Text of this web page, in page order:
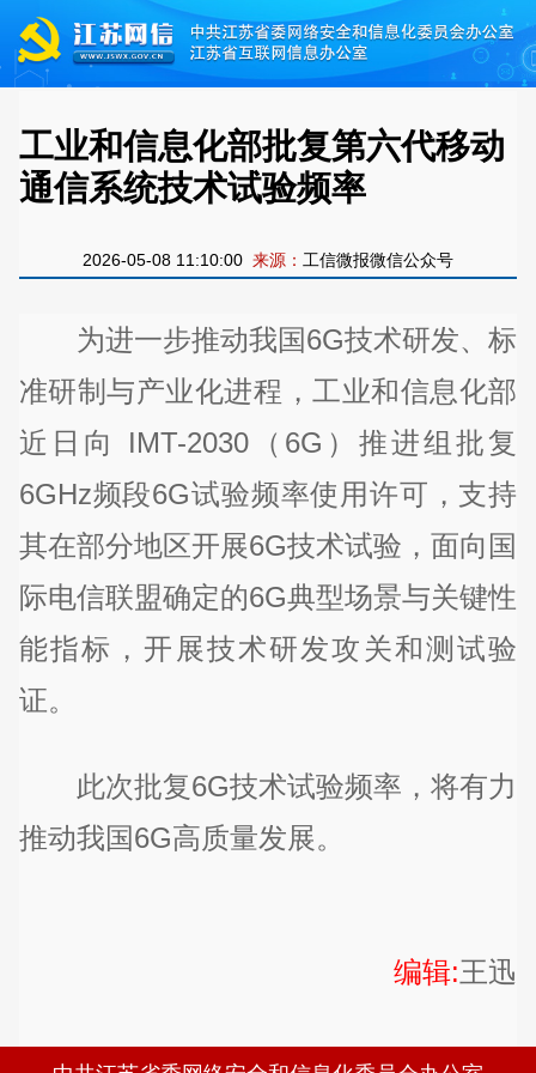
工业和信息化部批复第六代移动
通信系统技术试验频率
2026-05-08 11:10:00 来源： 工信微报微信公众号
为进一步推动我国6G技术研发、标
准研制与产业化进程，工业和信息化部
近日向 IMT-2030（6G）推进组批复
6GHz频段6G试验频率使用许可，支持
其在部分地区开展6G技术试验，面向国
际电信联盟确定的6G典型场景与关键性
能指标，开展技术研发攻关和测试验
证。
此次批复6G技术试验频率，将有力
推动我国6G高质量发展。
编辑:王迅